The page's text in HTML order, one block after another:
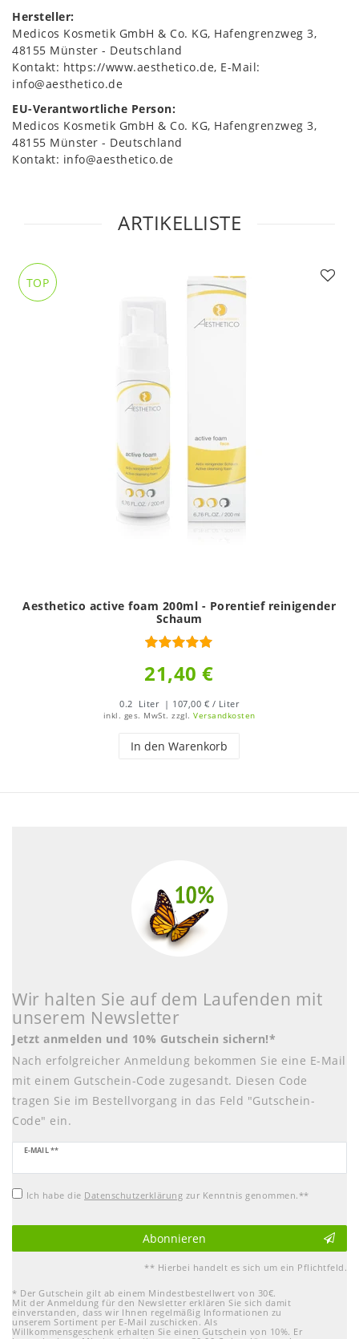
Hersteller:
Medicos Kosmetik GmbH & Co. KG Hafengrenzweg 3
48155 Münster
Deutschland
Kontakt: https://www.aesthetico.de E-Mail:
info@aesthetico.de
EU-Verantwortliche Person:
Medicos Kosmetik GmbH & Co. KG Hafengrenzweg 3
48155 Münster
Deutschland
Kontakt: info@aesthetico.de
ARTIKELLISTE
TOP
Aesthetico active foam 200ml - Porentief reinigender
Schaum
21,40 €
0.2 Liter | 107,00 € / Liter
inkl. ges. MwSt. zzgl.Versandkosten
In den Warenkorb
Wir halten Sie auf dem Laufenden mit
unserem Newsletter
Jetzt anmelden und 10% Gutschein sichern!*
Nach erfolgreicher Anmeldung bekommen Sie eine E-Mail
mit einem Gutschein-Code zugesandt. Diesen Code
tragen Sie im Bestellvorgang in das Feld "Gutschein-
Code" ein.
E-MAIL **
Newsletter
Honig
Ich habe die Daten­schutz­erklärung zur Kenntnis genommen.**
Abonnieren
** Hierbei handelt es sich um ein Pflichtfeld.
* Der Gutschein gilt ab einem Mindestbestellwert von 30€.
Mit der Anmeldung für den Newsletter erklären Sie sich damit
einverstanden, dass wir Ihnen regelmäßig Informationen zu
unserem Sortiment per E-Mail zuschicken. Als
Willkommensgeschenk erhalten Sie einen Gutschein von 10%. Er